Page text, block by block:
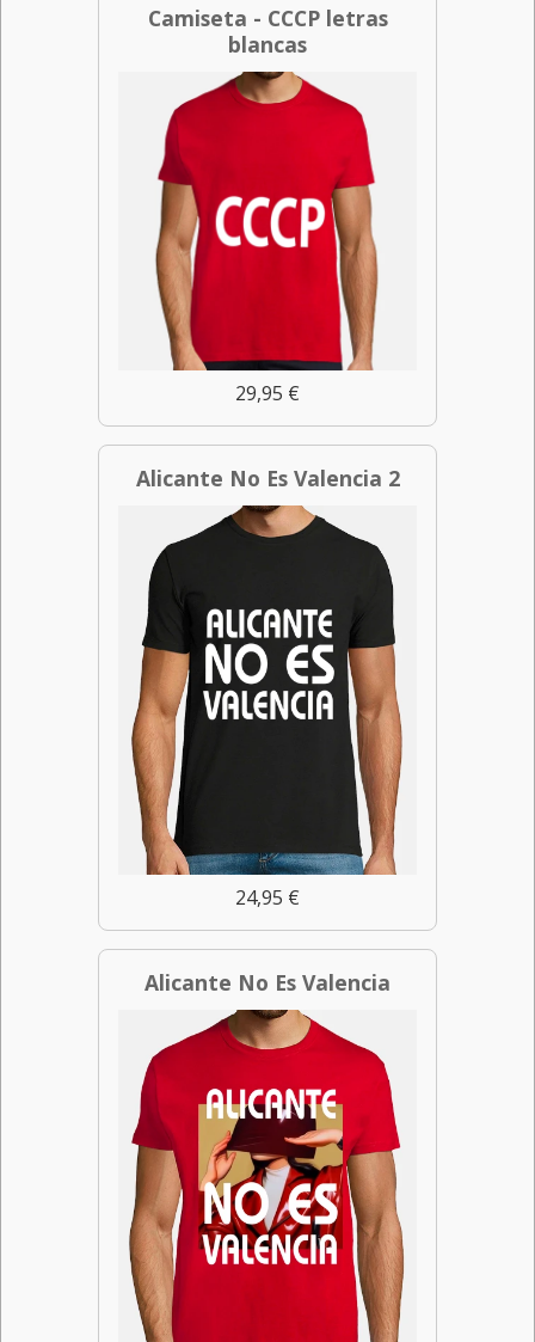
Camiseta - CCCP letras
blancas
29,95 €
Alicante No Es Valencia 2
24,95 €
Alicante No Es Valencia